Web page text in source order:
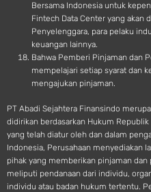
Bersama Indonesia untuk
Fintech Data Center yang akan
Penyelenggara, para pelaku
keuangan lainnya.
Bahwa Pemberi Pinjaman dan
mempelajari setiap syarat dan
mengajukan pinjaman.
PT Abadi Sejahtera Finansindo
didirikan berdasarkan Hukum
yang telah diatur oleh dan dalam
Indonesia, Perusahaan menyediakan
pihak yang memberikan pinjaman
meliputi pendanaan dari individu,
individu atau badan hukum tertentu.